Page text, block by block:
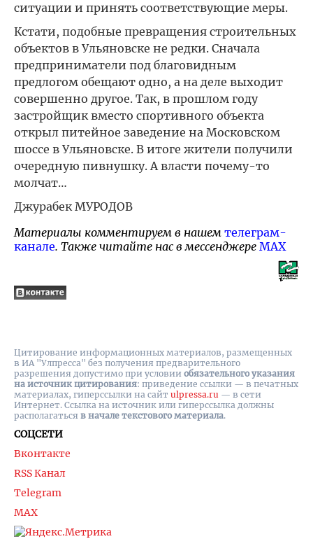
ситуации и принять соответствующие меры.
Кстати, подобные превращения строительных
объектов в Ульяновске не редки. Сначала
предприниматели под благовидным
предлогом обещают одно, а на деле выходит
совершенно другое. Так, в прошлом году
застройщик вместо спортивного объекта
открыл питейное заведение на Московском
шоссе в Ульяновске. В итоге жители получили
очередную пивнушку. А власти почему-то
молчат…
Джурабек МУРОДОВ
Материалы комментируем в нашем телеграм-
канале. Также читайте нас в мессенджере MAX
СОЦСЕТИ
Вконтакте
RSS Канал
Telegram
MAX
Цитирование информационных материалов, размещенных
в ИА "Улпресса" без получения предварительного
разрешения допустимо при условии обязательного указания
на источник цитирования: приведение ссылки — в печатных
материалах, гиперссылки на cайт ulpressa.ru — в сети
Интернет. Ссылка на источник или гиперссылка должны
располагаться в начале текстового материала.